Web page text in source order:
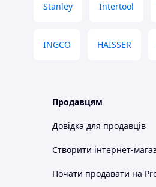
Stanley Intertool
INGCO HAISSER
Продавцям
Довідка для продавців
Створити інтернет-
Почати продавати на